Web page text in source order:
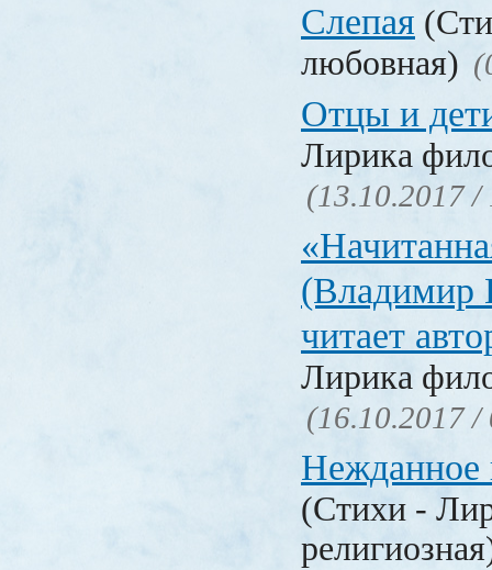
Слепая
любовная)
Отцы и
Лирика
(13.10.2017 /
(Владимир
читает
Лирика
(16.10.2017 /
Нежданное
(Стихи -